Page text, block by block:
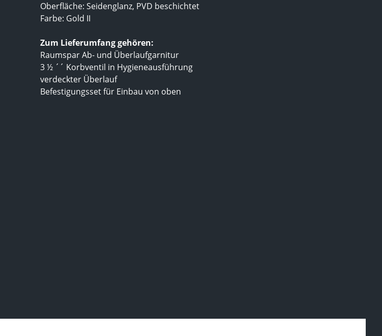
Oberfläche: Seidenglanz, PVD beschichtet
Farbe: Gold II
Zum Lieferumfang gehören:
Raumspar Ab- und Überlaufgarnitur
3 ½ ´´ Korbventil in Hygieneausführung
verdeckter Überlauf
Befestigungsset für Einbau von oben